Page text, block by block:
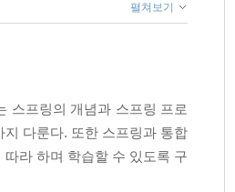
펼쳐보기
스프링의 개념과 스프링 프로
다룬다. 또한 스프링과 통합
라 하며 학습할 수 있도록 구